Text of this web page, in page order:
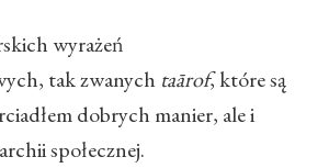
wyrażeń
tak zwanych taārof, które są
dobrych manier, ale i
społecznej.